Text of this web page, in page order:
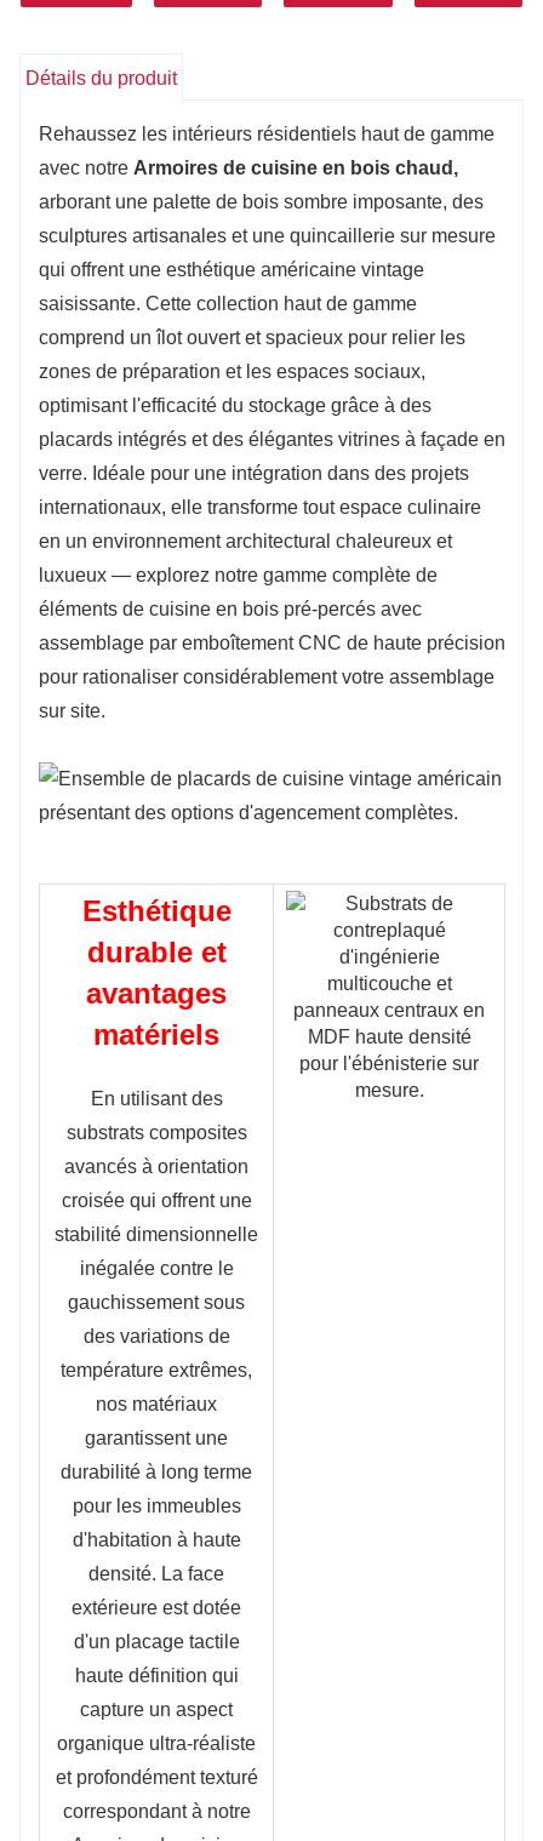
de bar social interactif pour la famille.
plans de travail optionnels résistants à l'usure
en quartz ou en pierre frittée pour une
résistance parfaite aux taches.Armoires de
cuisine finies en grain de bois naturel aux tons
boisés chauds.
Détails du produit
Rehaussez les intérieurs résidentiels haut de gamme
avec notre Armoires de cuisine en bois chaud,
arborant une palette de bois sombre imposante, des
sculptures artisanales et une quincaillerie sur mesure
qui offrent une esthétique américaine vintage
saisissante. Cette collection haut de gamme
comprend un îlot ouvert et spacieux pour relier les
zones de préparation et les espaces sociaux,
optimisant l'efficacité du stockage grâce à des
placards intégrés et des élégantes vitrines à façade en
verre. Idéale pour une intégration dans des projets
internationaux, elle transforme tout espace culinaire
en un environnement architectural chaleureux et
luxueux — explorez notre gamme complète de
éléments de cuisine en bois pré-percés avec
assemblage par emboîtement CNC de haute précision
pour rationaliser considérablement votre assemblage
sur site.
Esthétique
durable et
avantages
matériels
En utilisant des
substrats composites
avancés à orientation
croisée qui offrent une
stabilité dimensionnelle
inégalée contre le
gauchissement sous
des variations de
température extrêmes,
nos matériaux
garantissent une
durabilité à long terme
pour les immeubles
d'habitation à haute
densité. La face
extérieure est dotée
d'un placage tactile
haute définition qui
capture un aspect
organique ultra-réaliste
et profondément texturé
correspondant à notre